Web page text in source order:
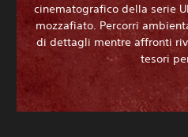
cinematografico della serie
mozzafiato. Percorri
di dettagli mentre affronti
tesori